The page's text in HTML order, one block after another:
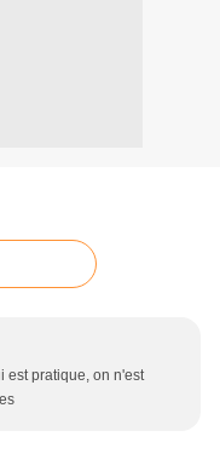
est pratique, on n'est